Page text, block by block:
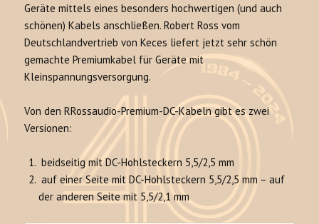
Geräte mittels eines besonders hochwertigen (und auch
schönen) Kabels anschließen. Robert Ross vom
Deutschlandvertrieb von Keces liefert jetzt sehr schön
gemachte Premiumkabel für Geräte mit
Kleinspannungsversorgung.
Von den RRossaudio-Premium-DC-Kabeln gibt es zwei
Versionen:
beidseitig mit DC-Hohlsteckern 5,5/2,5 mm
auf einer Seite mit DC-Hohlsteckern 5,5/2,5 mm – auf
der anderen Seite mit 5,5/2,1 mm